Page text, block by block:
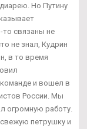
Но Путину
то связаны не
не знал, Кудрин
в то время
и вошел в
России. Мы
огромную работу.
петрушку и